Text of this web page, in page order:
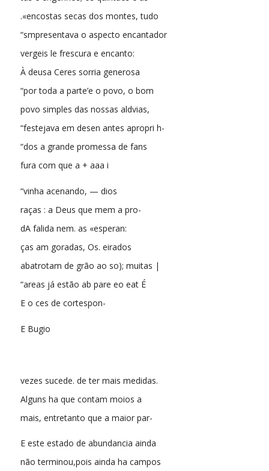
.«encostas secas dos montes, tudo
“smpresentava o aspecto encantador
vergeis le frescura e encanto:
À deusa Ceres sorria generosa
“por toda a parte’e o povo, o bom
povo simples das nossas aldvias,
“festejava em desen antes apropri h-
“dos a grande promessa de fans
fura com que a + aaa i
“vinha acenando, — dios
raças : a Deus que mem a pro-
dA falida nem. as «esperan:
ças am goradas, Os. eirados
abatrotam de grão ao so); muitas |
“areas já estão ab pare eo eat É
E o ces de cortespon-
E Bugio
vezes sucede. de ter mais medidas.
Alguns ha que contam moios a
mais, entretanto que a maior par-
E este estado de abundancia ainda
não terminou,pois ainda ha campos